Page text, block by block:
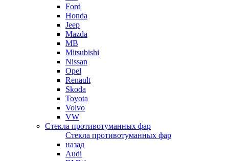
Ford
Honda
Jeep
Mazda
MB
Mitsubishi
Nissan
Opel
Renault
Skoda
Toyota
Volvo
VW
Стекла противотуманных фар
Стекла противотуманных фар
назад
Audi